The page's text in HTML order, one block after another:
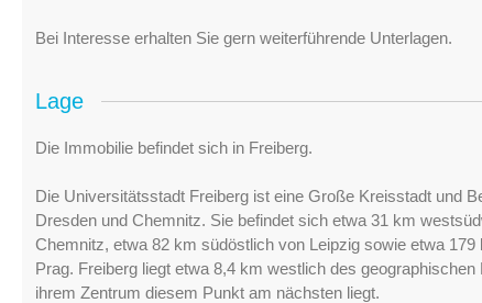
Bei Interesse erhalten Sie gern weiterführende Unterlagen.
Lage
Die Immobilie befindet sich in Freiberg.
Die Universitätsstadt Freiberg ist eine Große Kreisstadt und
Dresden und Chemnitz. Sie befindet sich etwa 31 km
Chemnitz, etwa 82 km südöstlich von Leipzig sowie etwa
Prag. Freiberg liegt etwa 8,4 km westlich des
ihrem Zentrum diesem Punkt am nächsten liegt.